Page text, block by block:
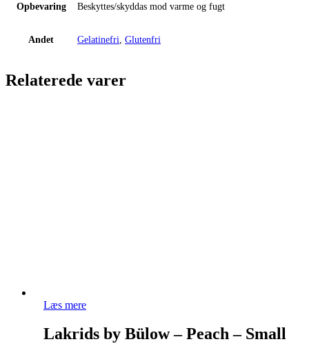
Opbevaring Beskyttes/skyddas mod varme og fugt
Andet Gelatinefri Glutenfri
Relaterede varer
Læs mere
Lakrids by Bülow – Peach – Small